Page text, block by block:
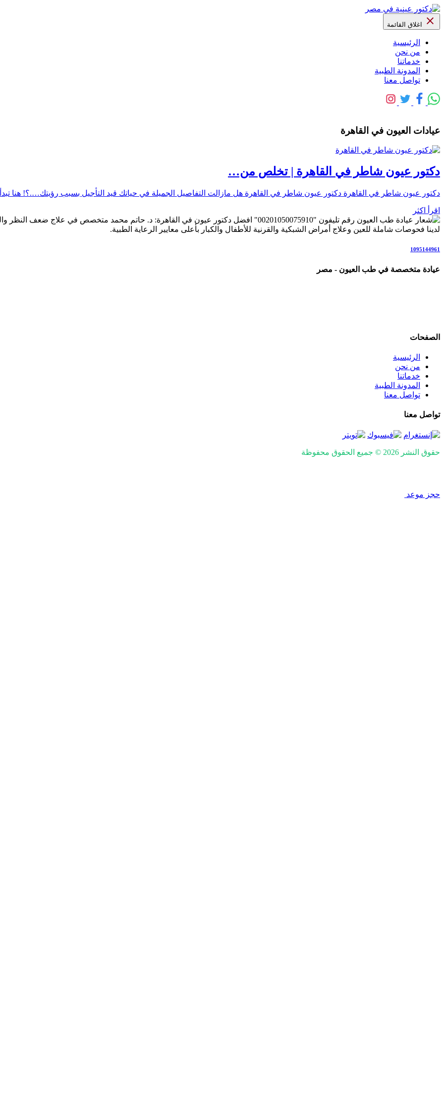
اغلاق القائمة
الرئيسية
من نحن
خدماتنا
المدونة الطبية
تواصل معنا
عيادات العيون في القاهرة
دكتور عيون شاطر في القاهرة | تخلص من…
دكتور عيون شاطر في القاهرة دكتور عيون شاطر في القاهرة هل مازالت التفاصيل الجميلة في حياتك قيد التأجيل بسبب رؤيتك….؟! هنا
اقرأ اكثر
رقم تليفون "00201050075910" افضل دكتور عيون في القاهرة: د. حاتم محمد متخصص في علاج ضعف
لدينا فحوصات شاملة للعين وعلاج أمراض الشبكية والقرنية للأطفال والكبار بأعلى معايير الرعاية الطبية.
1095144961
عيادة متخصصة في طب العيون - مصر
الصفحات
الرئيسية
من نحن
خدماتنا
المدونة الطبية
تواصل معنا
تواصل معنا
حقوق النشر 2026 © جميع الحقوق محفوظة
حجز موعد